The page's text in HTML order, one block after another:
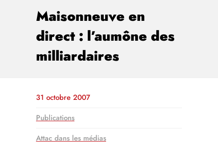
Maisonneuve en
direct : l’aumône des
milliardaires
31 octobre 2007
Publications
Attac dans les médias